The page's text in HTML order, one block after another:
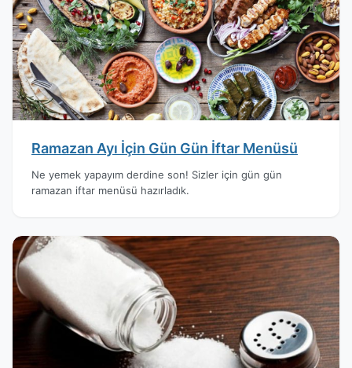
Ramazan Ayı İçin Gün Gün İftar Menüsü
Ne yemek yapayım derdine son! Sizler için gün gün
ramazan iftar menüsü hazırladık.